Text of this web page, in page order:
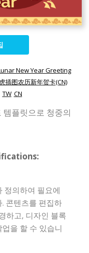
New Year Greeting
插图农历新年贺卡(CN)
TW CN
플릿으로 청중의
정의하여 필요에
콘텐츠를 편집하
하고, 디자인 블록
을 할 수 있습니